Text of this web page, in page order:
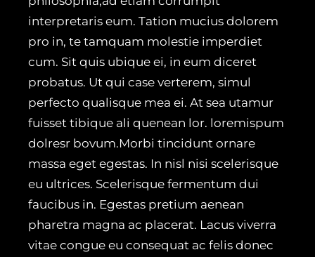
interpretaris eum. Tation mucius dolorem
pro in, te tamquam molestie imperdiet
cum. Sit quis ubique ei, in eum diceret
probatus. Ut qui case verterem, simul
perfecto qualisque mea ei. At sea utamur
fuisset tibique ali quenean lor. loremispum
dolresr bovum.Morbi tincidunt ornare
massa eget egestas. In nisl nisi scelerisque
eu ultrices. Scelerisque fermentum dui
faucibus in. Egestas pretium aenean
pharetra magna ac placerat. Lacus viverra
vitae congue eu consequat ac felis donec